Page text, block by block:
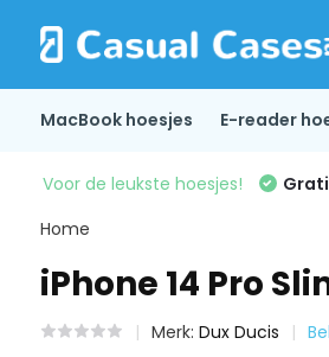
MacBook hoesjes E-reader
Voor de leukste hoesjes!
Home
iPhone 14 Pro
Merk: Dux Ducis